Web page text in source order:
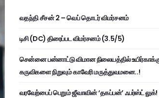
வதந்தி சீசன் 2 – வெப் தொடர் விமர்சனம்
டிசி (DC) திரைப்பட விமர்சனம் (3.5/5)
சென்னை பன்னாட்டு விமான நிலையத்தில்
கருவிகளை நிறுவும் காவேரி மருத்துவமனை..!
வரவேற்பைப் பெறும் ஜீவாவின் ‘தகப்பன்’ ஃபர்ஸ்ட் லுக்!